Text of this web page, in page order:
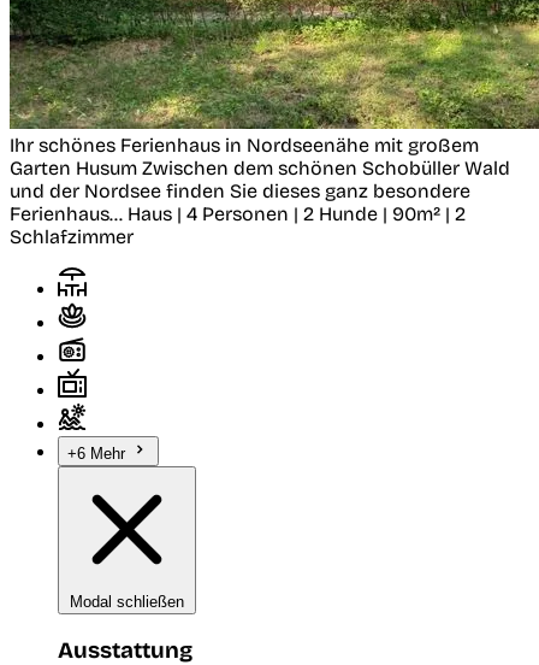
Ihr schönes Ferienhaus in Nordseenähe mit großem
Garten Husum Zwischen dem schönen Schobüller Wald
und der Nordsee finden Sie dieses ganz besondere
Ferienhaus... Haus | 4 Personen | 2 Hunde | 90m² | 2
Schlafzimmer
+6 Mehr
Modal schließen
Ausstattung